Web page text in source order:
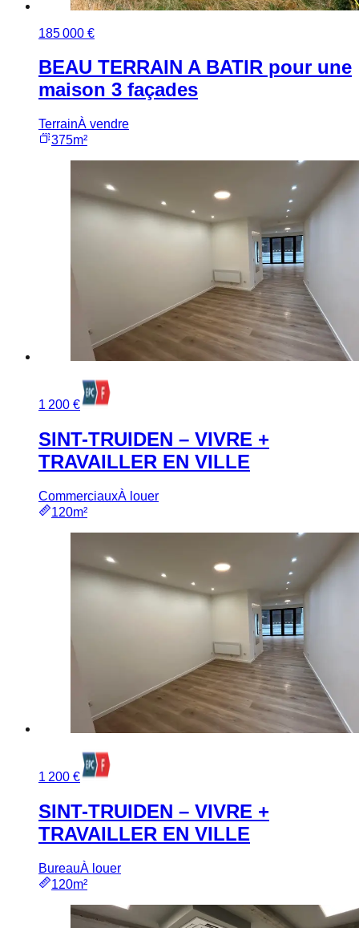
185 000 €
BEAU TERRAIN A BATIR pour une
maison 3 façades
TerrainÀ vendre
375m²
1 200 €
SINT-TRUIDEN – VIVRE +
TRAVAILLER EN VILLE
CommerciauxÀ louer
120m²
1 200 €
SINT-TRUIDEN – VIVRE +
TRAVAILLER EN VILLE
BureauÀ louer
120m²